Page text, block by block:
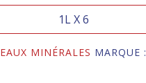
1L X 6
EAUX MINÉRALES MARQUE :